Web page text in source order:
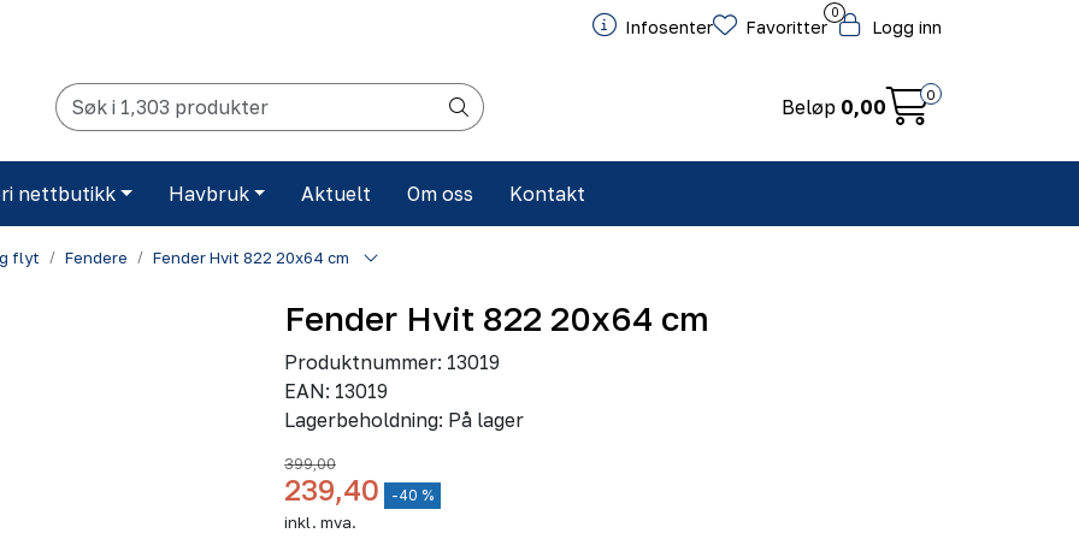
Infosenter
0
Favoritter Logg inn
Beløp 0,00
0
nettbutikk Havbruk Aktuelt Om oss Kontakt
flyt Fendere Fender Hvit 822 20x64 cm
Fender Hvit 822 20x64 cm
Produktnummer: 13019
EAN: 13019
Lagerbeholdning: På lager
399,00
239,40 -40 %
inkl. mva.